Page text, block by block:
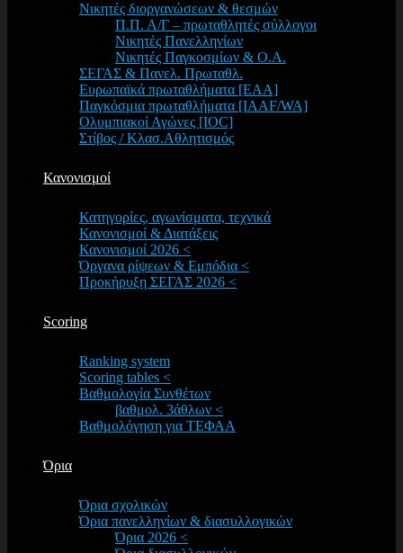
Νικητές διοργανώσεων & θεσμών
Π.Π. Α/Γ – πρωταθλητές σύλλογοι
Νικητές Πανελληνίων
Νικητές Παγκοσμίων & Ο.Α.
ΣΕΓΑΣ & Πανελ. Πρωταθλ.
Ευρωπαϊκά πρωταθλήματα [EAA]
Παγκόσμια πρωταθλήματα [IAAF/WA]
Ολυμπιακοί Αγώνες [IOC]
Στίβος / Κλασ.Αθλητισμός
Κανονισμοί
Κατηγορίες, αγωνίσματα, τεχνικά
Κανονισμοί & Διατάξεις
Κανονισμοί 2026 <
Όργανα ρίψεων & Εμπόδια <
Προκήρυξη ΣΕΓΑΣ 2026 <
Scoring
Ranking system
Scoring tables <
Βαθμολογία Συνθέτων
βαθμολ. 3άθλων <
Βαθμολόγηση για ΤΕΦΑΑ
Όρια
Όρια σχολικών
Όρια πανελληνίων & διασυλλογικών
Όρια 2026 <